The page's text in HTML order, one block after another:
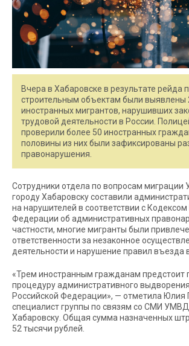
Вчера в Хабаровске в результате рейда
строительным объектам были выявлены
иностранных мигрантов, нарушивших
трудовой деятельности в России.
проверили более 50 иностранных
половины из них были зафиксированы
правонарушения.
Сотрудники отдела по вопросам
городу Хабаровску составили
на нарушителей в соответствии с Кодексом
Федерации об административных
частности, многие мигранты были
ответственности за незаконное
деятельности и нарушение правил въезда
«Трем иностранным гражданам предстоит
процедуру административного
Российской Федерации», — отметила Юлия
специалист группы по связям со СМИ
Хабаровску. Общая сумма назначенных
52 тысячи рублей.